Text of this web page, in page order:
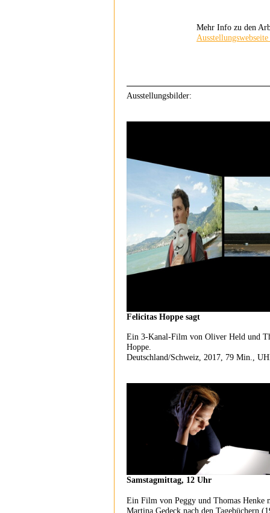
Mehr Info zu den
Ausstellungsbilder:
Felicitas Hoppe sagt
Ein 3-Kanal-Film von Oliver Held und
Hoppe.
Deutschland/Schweiz, 2017, 79 Min.,
Samstagmittag, 12 Uhr
Ein Film von Peggy und Thomas Henke
Martina Gedeck nach den Tagebüchern